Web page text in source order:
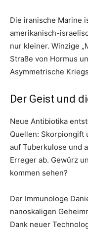
Die iranische Marine
amerikanisch-
nur kleiner. Winzige
Straße von Hormus
Asymmetrische
Der Geist und
Neue Antibiotika
Quellen: Skorpiongift
auf Tuberkulose und
Erreger ab. Gewürz
kommen sehen?
Der Immunologe
nanoskaligen
Dank neuer